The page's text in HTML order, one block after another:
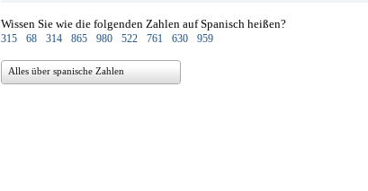
Wissen Sie wie die folgenden Zahlen auf Spanisch heißen?
315 68 314 865 980 522 761 630 959
Alles über spanische Zahlen